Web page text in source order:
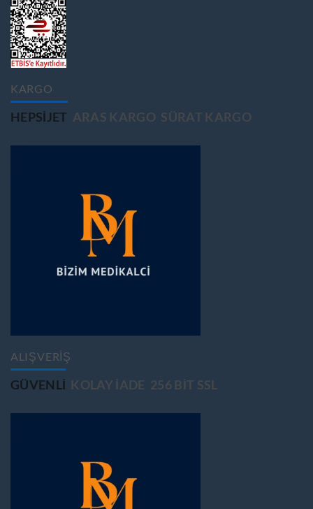
KARGO
HEPSIJET ARAS KARGO SÜRAT KARGO
ALIŞVERİŞ
GÜVENLİ KOLAY İADE 256 BİT SSL